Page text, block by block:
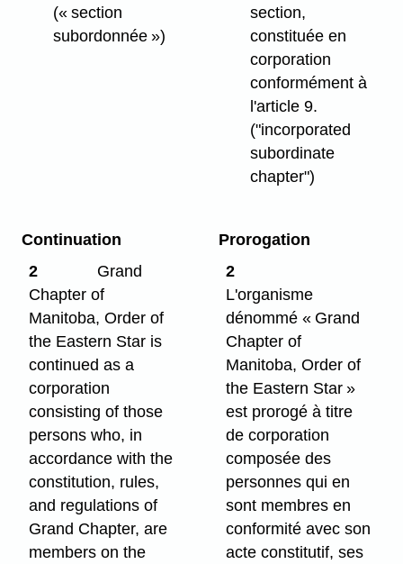
(« section
subordonnée »)
section,
constituée en
corporation
conformément à
l'article 9.
("incorporated
subordinate
chapter")
Continuation
2
Grand
Chapter of
Manitoba, Order of
the Eastern Star is
continued as a
corporation
consisting of those
persons who, in
accordance with the
constitution, rules,
and regulations of
Grand Chapter, are
members on the
Prorogation
2
L'organisme
dénommé « Grand
Chapter of
Manitoba, Order of
the Eastern Star »
est prorogé à titre
de corporation
composée des
personnes qui en
sont membres en
conformité avec son
acte constitutif, ses